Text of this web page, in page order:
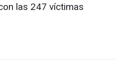
las 247 víctimas